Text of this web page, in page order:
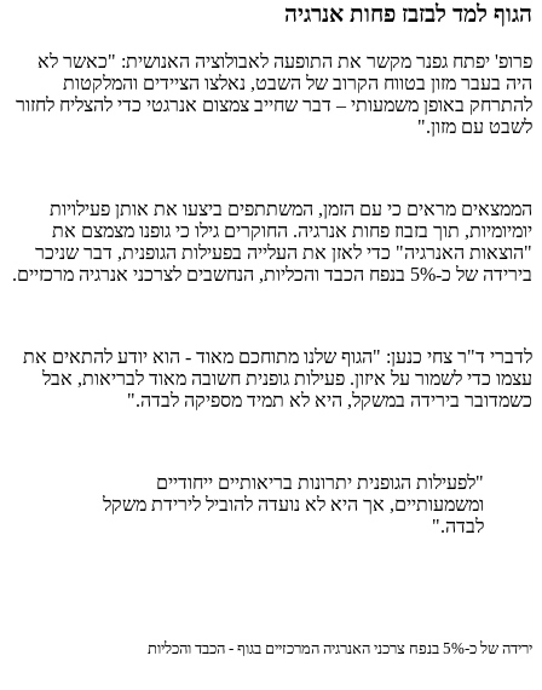
הגוף למד לבזבז פחות אנרגיה
פרופ' יפתח גפנר מקשר את התופעה לאבולוציה האנושית: "כאשר לא
היה בעבר מזון בטווח הקרוב של השבט, נאלצו הציידים והמלקטות
להתרחק באופן משמעותי – דבר שחייב צמצום אנרגטי כדי להצליח לחזור
לשבט עם מזון."
הממצאים מראים כי עם הזמן, המשתתפים ביצעו את אותן פעילויות
יומיומיות, תוך בזבוז פחות אנרגיה. החוקרים גילו כי גופנו מצמצם את
"הוצאות האנרגיה" כדי לאזן את העלייה בפעילות הגופנית, דבר שניכר
בירידה של כ-5% בנפח הכבד והכליות, הנחשבים לצרכני אנרגיה מרכזיים.
לדברי ד"ר צחי כנען: "הגוף שלנו מתוחכם מאוד - הוא יודע להתאים את
עצמו כדי לשמור על איזון. פעילות גופנית חשובה מאוד לבריאות, אבל
כשמדובר בירידה במשקל, היא לא תמיד מספיקה לבדה."
"לפעילות הגופנית יתרונות בריאותיים ייחודיים
ומשמעותיים, אך היא לא נועדה להוביל לירידת משקל
לבדה."
ירידה של כ-5% בנפח צרכני האנרגיה המרכזיים בגוף - הכבד והכליות